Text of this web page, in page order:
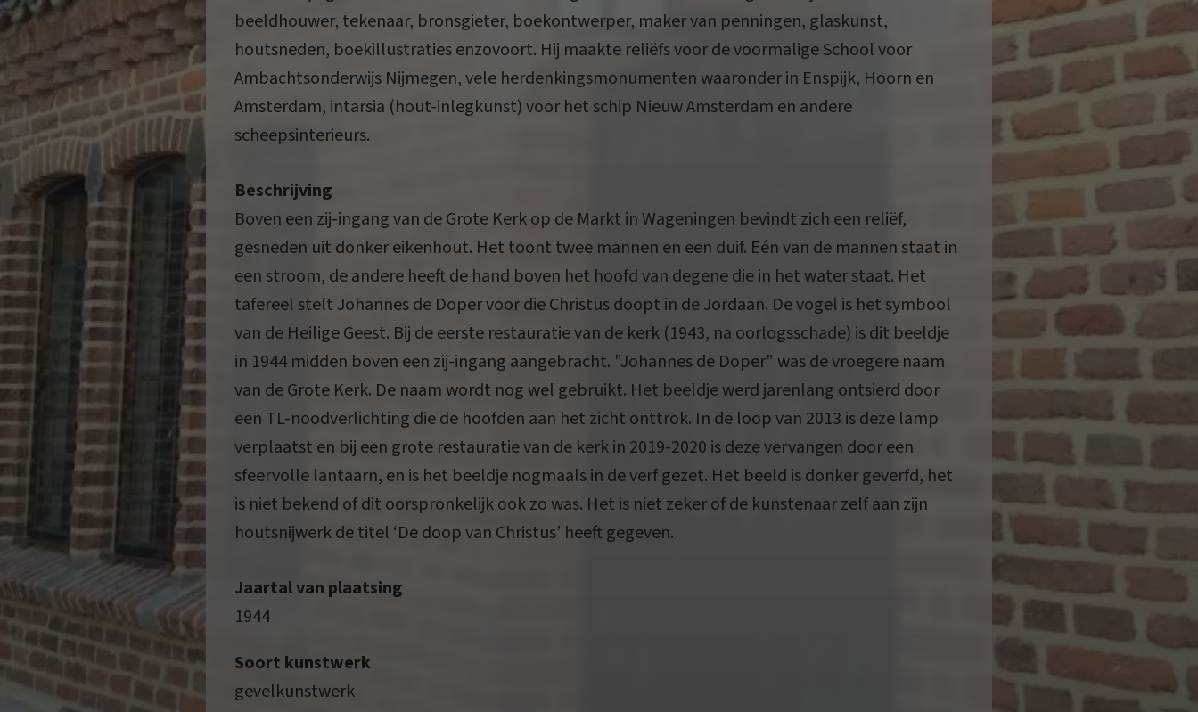
beeldhouwer, tekenaar, bronsgieter, boekontwerper, maker van penningen, glaskunst,
houtsneden, boekillustraties enzovoort. Hij maakte reliëfs voor de voormalige School voor
Ambachtsonderwijs Nijmegen, vele herdenkingsmonumenten waaronder in Enspijk, Hoorn en
Amsterdam, intarsia (hout-inlegkunst) voor het schip Nieuw Amsterdam en andere
scheepsinterieurs.
Beschrijving
Boven een zij-ingang van de Grote Kerk op de Markt in Wageningen bevindt zich een reliëf,
gesneden uit donker eikenhout. Het toont twee mannen en een duif. Eén van de mannen staat in
een stroom, de andere heeft de hand boven het hoofd van degene die in het water staat. Het
tafereel stelt Johannes de Doper voor die Christus doopt in de Jordaan. De vogel is het symbool
van de Heilige Geest. Bij de eerste restauratie van de kerk (1943, na oorlogsschade) is dit beeldje
in 1944 midden boven een zij-ingang aangebracht. "Johannes de Doper" was de vroegere naam
van de Grote Kerk. De naam wordt nog wel gebruikt. Het beeldje werd jarenlang ontsierd door
een TL-noodverlichting die de hoofden aan het zicht onttrok. In de loop van 2013 is deze lamp
verplaatst en bij een grote restauratie van de kerk in 2019-2020 is deze vervangen door een
sfeervolle lantaarn, en is het beeldje nogmaals in de verf gezet. Het beeld is donker geverfd, het
is niet bekend of dit oorspronkelijk ook zo was. Het is niet zeker of de kunstenaar zelf aan zijn
houtsnijwerk de titel ‘De doop van Christus’ heeft gegeven.
Jaartal van plaatsing
1944
Soort kunstwerk
gevelkunstwerk